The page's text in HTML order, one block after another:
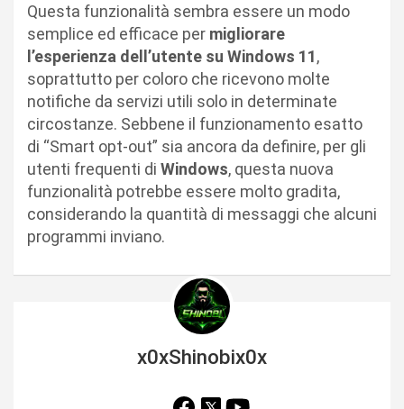
Questa funzionalità sembra essere un modo
semplice ed efficace per migliorare
l’esperienza dell’utente su Windows 11,
soprattutto per coloro che ricevono molte
notifiche da servizi utili solo in determinate
circostanze. Sebbene il funzionamento esatto
di “Smart opt-out” sia ancora da definire, per gli
utenti frequenti di Windows, questa nuova
funzionalità potrebbe essere molto gradita,
considerando la quantità di messaggi che alcuni
programmi inviano.
x0xShinobix0x